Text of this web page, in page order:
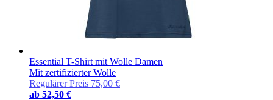
Essential T-Shirt mit Wolle Damen
Mit zertifizierter Wolle
Regulärer Preis 75,00 €
ab 52,50 €